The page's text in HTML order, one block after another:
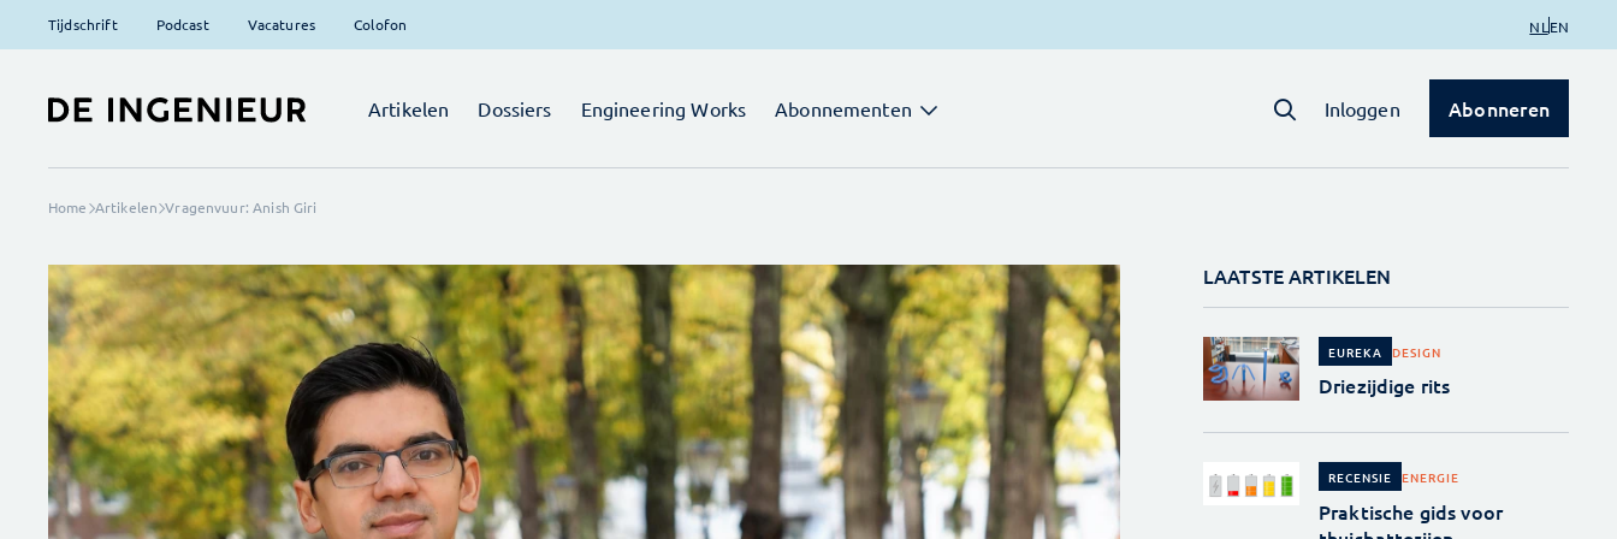
Tijdschrift Podcast Vacatures Colofon NL EN
Artikelen Dossiers Engineering Works Abonnementen Inloggen Abonneren
Home Artikelen Vragenvuur: Anish Giri
LAATSTE ARTIKELEN
EUREKA DESIGN
Driezijdige rits
RECENSIE ENERGIE
Praktische gids voor